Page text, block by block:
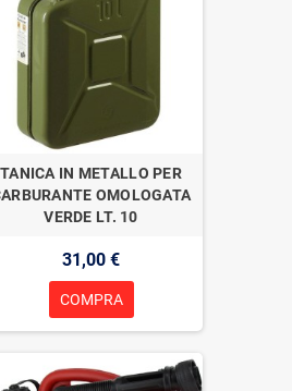
TANICA IN METALLO PER
OMOLOGATA
VERDE LT. 10
31,00 €
COMPRA